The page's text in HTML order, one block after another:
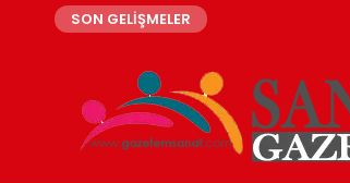
SON GELİŞMELER